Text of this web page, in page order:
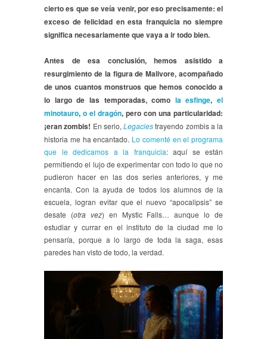
cierto es que se veía venir, por eso precisamente: el
exceso de felicidad en esta franquicia no siempre
significa necesariamente que vaya a ir todo bien.
Antes de esa conclusión, hemos asistido a
resurgimiento de la figura de Malivore, acompañado
de unos cuantos monstruos que hemos conocido a
lo largo de las temporadas, como la esfinge, el
minotauro, o el dragón, pero con una particularidad:
¡eran zombis! En serio, Legaciestrayendo zombis a la
historia me ha encantado. Lo comenté en el programa
que le dedicamos a la franquicia: aquí se están
permitiendo el lujo de experimentar con todo lo que no
pudieron hacer en las dos series anteriores, y me
encanta. Con la ayuda de todos los alumnos de la
escuela, logran evitar que el nuevo “apocalipsis” se
desate (otra vez) en Mystic Falls… aunque lo de
estudiar y currar en el instituto de la ciudad me lo
pensaría, porque a lo largo de toda la saga, esas
paredes han visto de todo, la verdad.